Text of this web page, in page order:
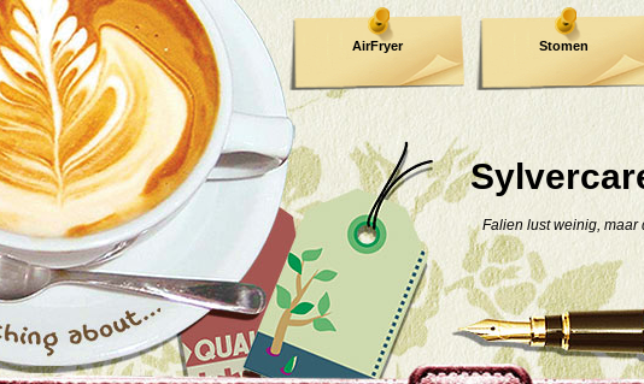
Falien lust weinig, maar
AirFryer Stomen